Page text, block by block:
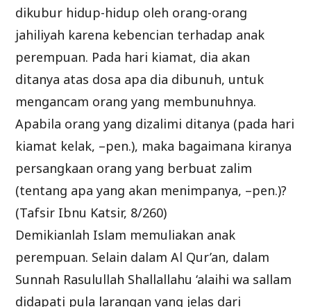
dikubur hidup-hidup oleh orang-orang
jahiliyah karena kebencian terhadap anak
perempuan. Pada hari kiamat, dia akan
ditanya atas dosa apa dia dibunuh, untuk
mengancam orang yang membunuhnya.
Apabila orang yang dizalimi ditanya (pada hari
kiamat kelak, –pen.), maka bagaimana kiranya
persangkaan orang yang berbuat zalim
(tentang apa yang akan menimpanya, –pen.)?
(Tafsir Ibnu Katsir, 8/260)
Demikianlah Islam memuliakan anak
perempuan. Selain dalam Al Qur’an, dalam
Sunnah Rasulullah Shallallahu ‘alaihi wa sallam
didapati pula larangan yang jelas dari